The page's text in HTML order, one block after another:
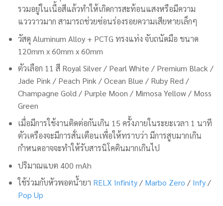
รวมอยู่ในเนื้อสีแล้วทำให้เกิดการสะท้อนแสงหรือมีความ
แวววาวมาก สามารถช่วยซ่อนร่องรอยความเสียหายเล็กๆ
วัสดุ Aluminum Alloy + PCTG ทรงแท่ง จับถนัดมือ ขนาด
120mm x 60mm x 60mm
ตัวเลือก 11 สี Royal Silver / Pearl White / Premium Black /
Jade Pink / Peach Pink / Ocean Blue / Ruby Red /
Champagne Gold / Purple Moon / Mimosa Yellow / Moss
Green
เมื่อมีการใช้งานติดต่อกันเกิน 15 ครั้งภายในระยะเวลา 1 นาที
ตัวเครืองจะมีการสั่นเตือนเพื่อให้ทราบว่า มีการสูบมากเกิน
กำหนดอาจจะทำให้รับสารนิโคตินมากเกินไป
ปริมาณแบต 400 mAh
ใช้ร่วมกับหัวพอตน้ำยา RELX Infinity/ Marbo Zero / Infy/
Pop Up